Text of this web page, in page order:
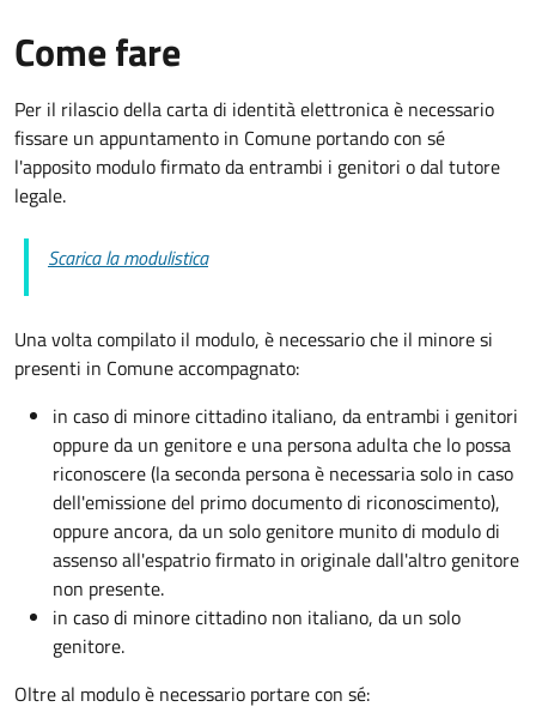
Come fare
Per il rilascio della carta di identità elettronica è necessario
fissare un appuntamento in Comune portando con sé
l'apposito modulo firmato da entrambi i genitori o dal tutore
legale.
Scarica la modulistica
Una volta compilato il modulo, è necessario che il minore si
presenti in Comune accompagnato:
in caso di minore cittadino italiano, da entrambi i genitori
oppure da un genitore e una persona adulta che lo possa
riconoscere (la seconda persona è necessaria solo in caso
dell'emissione del primo documento di riconoscimento),
oppure ancora, da un solo genitore munito di modulo di
assenso all'espatrio firmato in originale dall'altro genitore
non presente.
in caso di minore cittadino non italiano, da un solo
genitore.
Oltre al modulo è necessario portare con sé: